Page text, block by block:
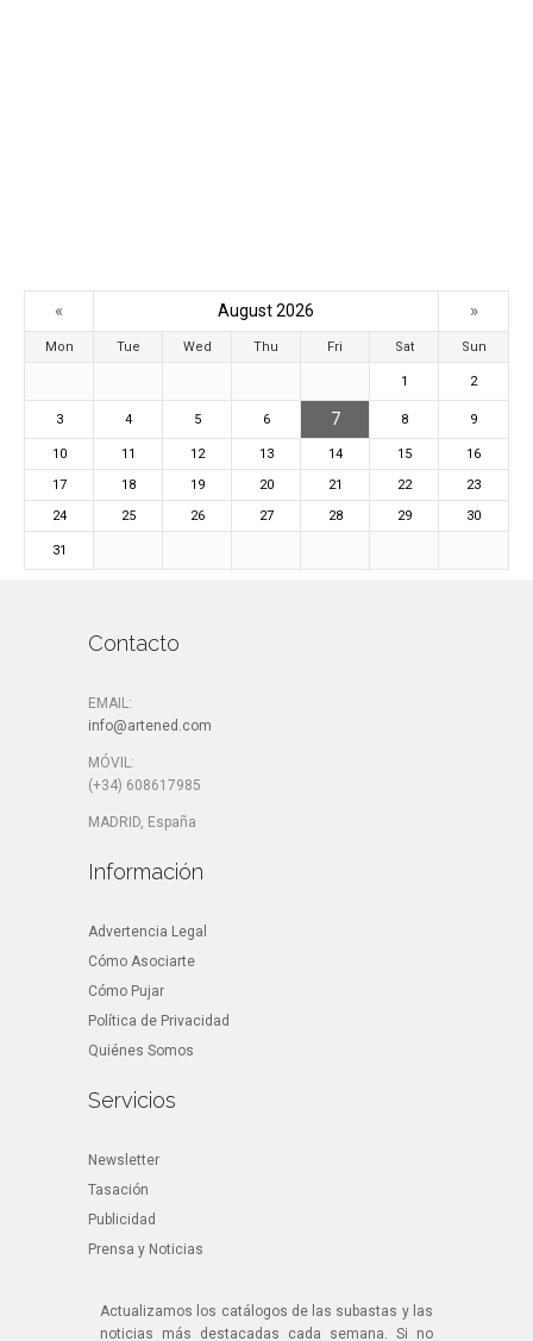
« August 2026 »
Mon Tue Wed Thu Fri Sat Sun
1 2
3 4 5 6 7 8 9
10 11 12 13 14 15
16
17
18 19 20 21 22
23
24
25 26 27 28 29 30
31
Contacto
EMAIL:
info@artened.com
MÓVIL:
(+34) 608617985
MADRID, España
Información
Advertencia Legal
Cómo Asociarte
Cómo Pujar
Política de Privacidad
Quiénes Somos
Servicios
Newsletter
Tasación
Publicidad
Prensa y Noticias
Actualizamos los catálogos de las subastas y las
noticias más destacadas cada semana. Si no